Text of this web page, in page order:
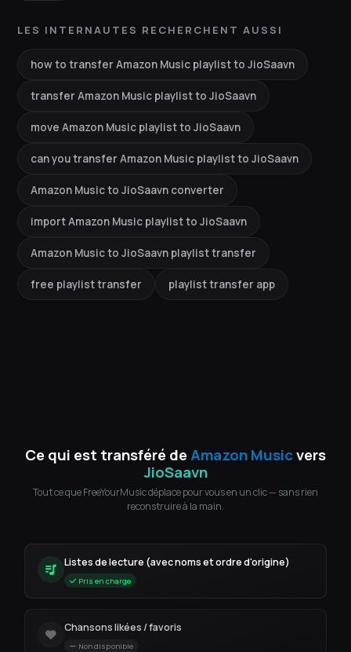
LES INTERNAUTES RECHERCHENT AUSSI
how to transfer Amazon Music playlist to JioSaavn
transfer Amazon Music playlist to JioSaavn
move Amazon Music playlist to JioSaavn
can you transfer Amazon Music playlist to JioSaavn
Amazon Music to JioSaavn converter
import Amazon Music playlist to JioSaavn
Amazon Music to JioSaavn playlist transfer
free playlist transfer playlist transfer app
Ce qui est transféré deAmazon Musicvers
JioSaavn
Tout ce que FreeYourMusic déplace pour vous en un clic — sans rien
reconstruire à la main.
Listes de lecture (avec noms et ordre d'origine)
Pris en charge
Chansons likées / favoris
Non disponible